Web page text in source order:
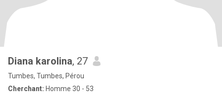
Diana karolina, 27
Tumbes, Tumbes, Pérou
Cherchant: Homme 30 - 53